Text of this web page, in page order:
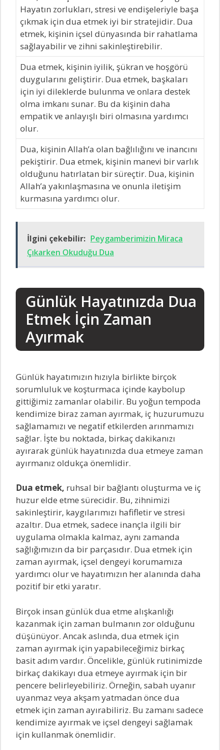
Hayatın zorlukları, stresi ve endişeleriyle başa
çıkmak için dua etmek iyi bir stratejidir. Dua
etmek, kişinin içsel dünyasında bir rahatlama
sağlayabilir ve zihni sakinleştirebilir.
Dua etmek, kişinin iyilik, şükran ve hoşgörü
duygularını geliştirir. Dua etmek, başkaları
için iyi dileklerde bulunma ve onlara destek
olma imkanı sunar. Bu da kişinin daha
empatik ve anlayışlı biri olmasına yardımcı
olur.
Dua, kişinin Allah’a olan bağlılığını ve inancını
pekiştirir. Dua etmek, kişinin manevi bir varlık
olduğunu hatırlatan bir süreçtir. Dua, kişinin
Allah’a yakınlaşmasına ve onunla iletişim
kurmasına yardımcı olur.
İlgini çekebilir: Peygamberimizin Miraca
Çıkarken Okuduğu Dua
Günlük Hayatınızda Dua
Etmek İçin Zaman
Ayırmak
Günlük hayatımızın hızıyla birlikte birçok
sorumluluk ve koşturmaca içinde kaybolup
gittiğimiz zamanlar olabilir. Bu yoğun tempoda
kendimize biraz zaman ayırmak, iç huzurumuzu
sağlamamızı ve negatif etkilerden arınmamızı
sağlar. İşte bu noktada, birkaç dakikanızı
ayırarak günlük hayatınızda dua etmeye zaman
ayırmanız oldukça önemlidir.
Dua etmek, ruhsal bir bağlantı oluşturma ve iç
huzur elde etme sürecidir. Bu, zihnimizi
sakinleştirir, kaygılarımızı hafifletir ve stresi
azaltır. Dua etmek, sadece inançla ilgili bir
uygulama olmakla kalmaz, aynı zamanda
sağlığımızın da bir parçasıdır. Dua etmek için
zaman ayırmak, içsel dengeyi korumamıza
yardımcı olur ve hayatımızın her alanında daha
pozitif bir etki yaratır.
Birçok insan günlük dua etme alışkanlığı
kazanmak için zaman bulmanın zor olduğunu
düşünüyor. Ancak aslında, dua etmek için
zaman ayırmak için yapabileceğimiz birkaç
basit adım vardır. Öncelikle, günlük rutinimizde
birkaç dakikayı dua etmeye ayırmak için bir
pencere belirleyebiliriz. Örneğin, sabah uyanır
uyanmaz veya akşam yatmadan önce dua
etmek için zaman ayırabiliriz. Bu zamanı sadece
kendimize ayırmak ve içsel dengeyi sağlamak
için kullanmak önemlidir.